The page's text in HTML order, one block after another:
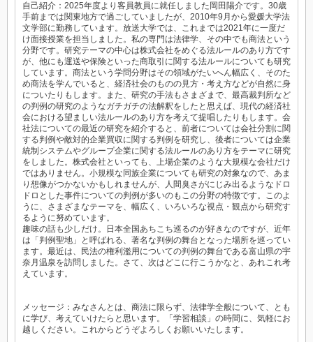
自己紹介：2025年度より客員教員に就任しました岡田陽介です。30歳
手前までは関東地方で過ごしていましたが、2010年9月から愛媛大学法
文学部に勤務しています。放送大学では、これまでは2021年に一度だ
け面接授業を担当しました。私の専門は法律学、その中でも商法という
分野です。研究テーマの中心は株式会社をめぐる法ルールのあり方です
が、他にも運送や保険といった商取引に関する法ルールについても研究
しています。商法という学問分野はその領域がたいへん幅広く、そのた
め商法を学んでいると、経済社会のものの見方・考え方などが自然に身
についたりもします。また、研究の手法もさまざまで、最高裁判所など
の判例の研究のようなガチガチの法解釈をしたと思えば、現代の経済社
会における望ましい法ルールのあり方を考えて提唱したりもします。会
社法についての最近の研究を紹介すると、前者については会社分割に関
する判例や敵対的企業買収に関する判例を研究し、後者については企業
統制システムやグループ企業に関する法ルールのあり方をテーマに研究
をしました。株式会社といっても、上場企業のような大規模な会社だけ
ではありません。小規模な同族企業についても研究の対象なので、あま
り想像がつかないかもしれませんが、人間臭さがにじみ出るようなドロ
ドロとした事件についての判例が多いのもこの分野の特徴です。このよ
うに、さまざまなテーマを、幅広く、いろいろな視点・観点から研究す
るように努めています。
趣味の話も少しだけ。日本全国あちこち巡るのが好きなのですが、近年
は「判例聖地」と呼ばれる、著名な判例の舞台となった場所を巡ってい
ます。最近は、民法の権利濫用についての判例の舞台である富山県の宇
奈月温泉を訪問しました。さて、次はどこに行こうかなと、あれこれ考
えています。
メッセージ：みなさんとは、商法に限らず、法律学全般について、とも
に学び、考えていけたらと思います。「学習相談」の時間に、気軽にお
越しください。これからどうぞよろしくお願いいたします。